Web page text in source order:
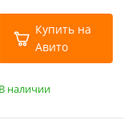
Купить на
Авито
В наличии